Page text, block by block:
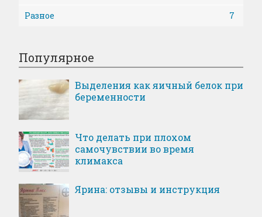
Разное
7
Популярное
Выделения как яичный белок при
беременности
Что делать при плохом
самочувствии во время
климакса
Ярина: отзывы и инструкция